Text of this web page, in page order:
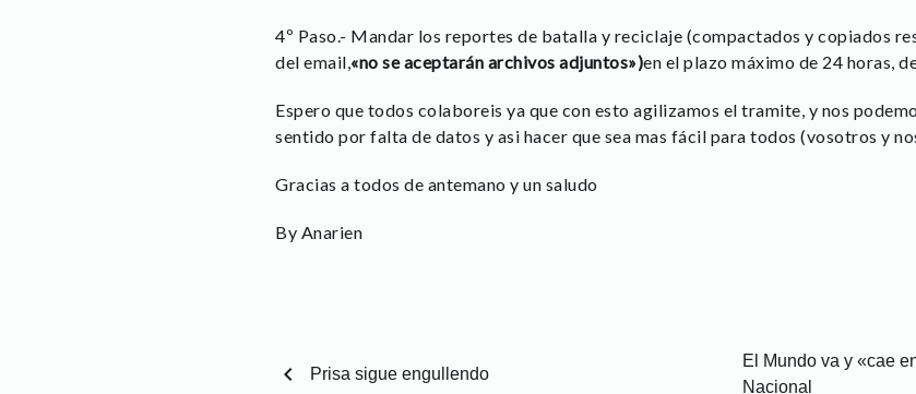
4º Paso.- Mandar los reportes de batalla y reciclaje (compactados y copiados
del email,«no se aceptarán archivos adjuntos»)en el plazo máximo de 24 horas,
Espero que todos colaboreis ya que con esto agilizamos el tramite, y nos
sentido por falta de datos y asi hacer que sea mas fácil para todos (vosotros y
Gracias a todos de antemano y un saludo
By Anarien
chevron_left Prisa sigue engullendo
El Mundo va y «cae
Nacional